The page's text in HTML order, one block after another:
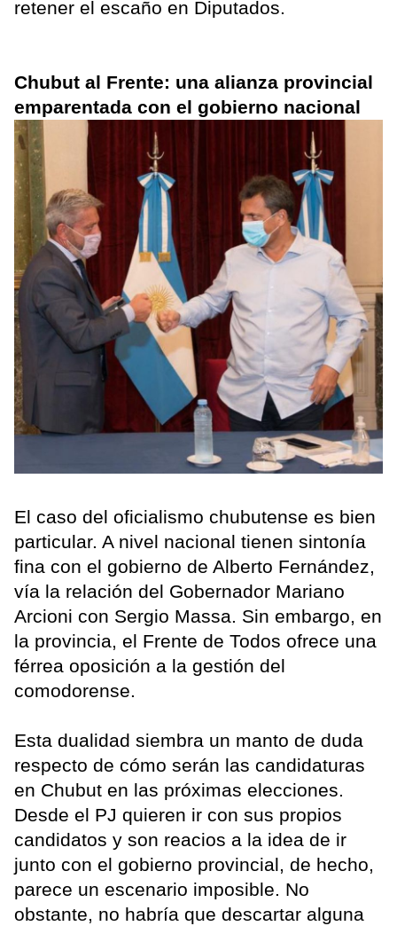
retener el escaño en Diputados.
Chubut al Frente: una alianza provincial
emparentada con el gobierno nacional
El caso del oficialismo chubutense es bien
particular. A nivel nacional tienen sintonía
fina con el gobierno de Alberto Fernández,
vía la relación del Gobernador Mariano
Arcioni con Sergio Massa. Sin embargo, en
la provincia, el Frente de Todos ofrece una
férrea oposición a la gestión del
comodorense.
Esta dualidad siembra un manto de duda
respecto de cómo serán las candidaturas
en Chubut en las próximas elecciones.
Desde el PJ quieren ir con sus propios
candidatos y son reacios a la idea de ir
junto con el gobierno provincial, de hecho,
parece un escenario imposible. No
obstante, no habría que descartar alguna